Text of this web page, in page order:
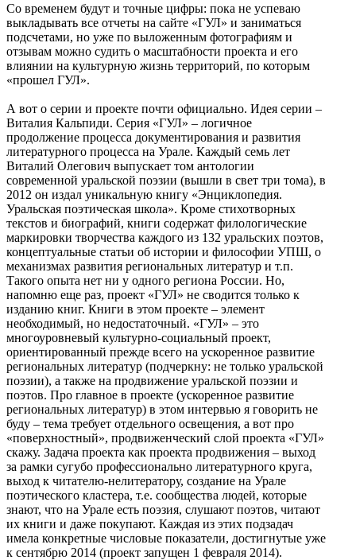
Со временем будут и точные цифры: пока не успеваю
выкладывать все отчеты на сайте «ГУЛ» и заниматься
подсчетами, но уже по выложенным фотографиям и
отзывам можно судить о масштабности проекта и его
влиянии на культурную жизнь территорий, по которым
«прошел ГУЛ».
А вот о серии и проекте почти официально. Идея серии –
Виталия Кальпиди. Серия «ГУЛ» – логичное
продолжение процесса документирования и развития
литературного процесса на Урале. Каждый семь лет
Виталий Олегович выпускает том антологии
современной уральской поэзии (вышли в свет три тома), в
2012 он издал уникальную книгу «Энциклопедия.
Уральская поэтическая школа». Кроме стихотворных
текстов и биографий, книги содержат филологические
маркировки творчества каждого из 132 уральских поэтов,
концептуальные статьи об истории и философии УПШ, о
механизмах развития региональных литератур и т.п.
Такого опыта нет ни у одного региона России. Но,
напомню еще раз, проект «ГУЛ» не сводится только к
изданию книг. Книги в этом проекте – элемент
необходимый, но недостаточный. «ГУЛ» – это
многоуровневый культурно-социальный проект,
ориентированный прежде всего на ускоренное развитие
региональных литератур (подчеркну: не только уральской
поэзии), а также на продвижение уральской поэзии и
поэтов. Про главное в проекте (ускоренное развитие
региональных литератур) в этом интервью я говорить не
буду – тема требует отдельного освещения, а вот про
«поверхностный», продвиженческий слой проекта «ГУЛ»
скажу. Задача проекта как проекта продвижения – выход
за рамки сугубо профессионально литературного круга,
выход к читателю-нелитератору, создание на Урале
поэтического кластера, т.е. сообщества людей, которые
знают, что на Урале есть поэзия, слушают поэтов, читают
их книги и даже покупают. Каждая из этих подзадач
имела конкретные числовые показатели, достигнутые уже
к сентябрю 2014 (проект запущен 1 февраля 2014).